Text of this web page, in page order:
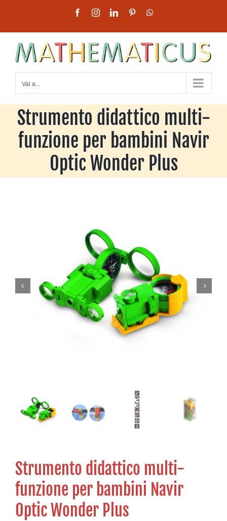
contenuto
FacebookInstagramLinkedInPinterest
Vai a...
Strumento didattico multi-
funzione per bambini Navir
Optic Wonder Plus
Strumento didattico multi-
funzione per bambini Navir
Optic Wonder Plus